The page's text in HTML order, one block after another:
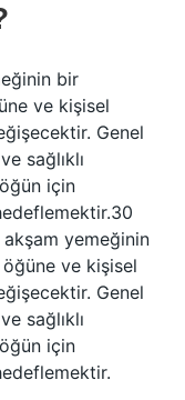
bir
ve kişisel
Genel
sağlıklı
için
akşam yemeğinin
ve kişisel
Genel
sağlıklı
için